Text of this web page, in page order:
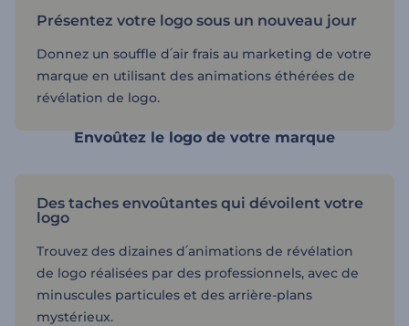
Présentez votre logo sous un nouveau jour
Donnez un souffle d՛air frais au marketing de votre
marque en utilisant des animations éthérées de
révélation de logo.
Envoûtez le logo de votre marque
Des taches envoûtantes qui dévoilent votre
logo
Trouvez des dizaines d՛animations de révélation
de logo réalisées par des professionnels, avec de
minuscules particules et des arrière-plans
mystérieux.